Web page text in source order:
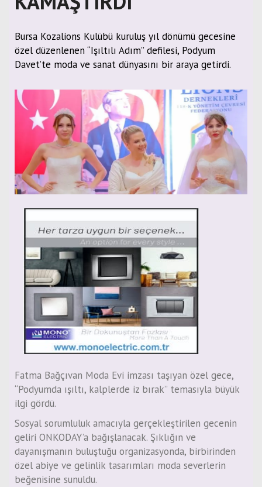
Bursa Kozalions Kulübü kuruluş yıl dönümü gecesine
özel düzenlenen “Işıltılı Adım” defilesi, Podyum
Davet’te moda ve sanat dünyasını bir araya getirdi.
Fatma Bağçıvan Moda Evi imzası taşıyan özel gece,
“Podyumda ışıltı, kalplerde iz bırak” temasıyla büyük
ilgi gördü.
Sosyal sorumluluk amacıyla gerçekleştirilen gecenin
geliri ONKODAY’a bağışlanacak. Şıklığın ve
dayanışmanın buluştuğu organizasyonda, birbirinden
özel abiye ve gelinlik tasarımları moda severlerin
beğenisine sunuldu.